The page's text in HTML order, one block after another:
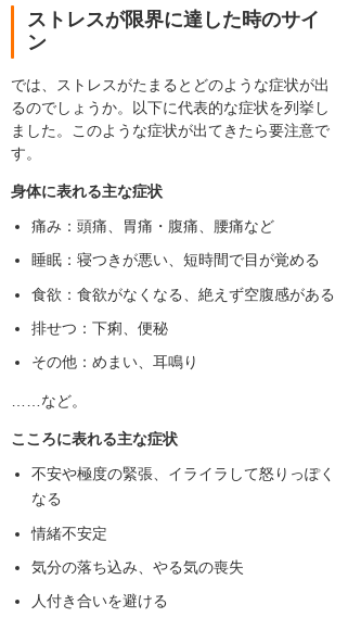
ストレスが限界に達した時のサイ
ン
では、ストレスがたまるとどのような症状が出
るのでしょうか。以下に代表的な症状を列挙し
ました。このような症状が出てきたら要注意で
す。
身体に表れる主な症状
痛み：頭痛、胃痛・腹痛、腰痛など
睡眠：寝つきが悪い、短時間で目が覚める
食欲：食欲がなくなる、絶えず空腹感がある
排せつ：下痢、便秘
その他：めまい、耳鳴り
……など。
こころに表れる主な症状
不安や極度の緊張、イライラして怒りっぽく
なる
情緒不安定
気分の落ち込み、やる気の喪失
人付き合いを避ける